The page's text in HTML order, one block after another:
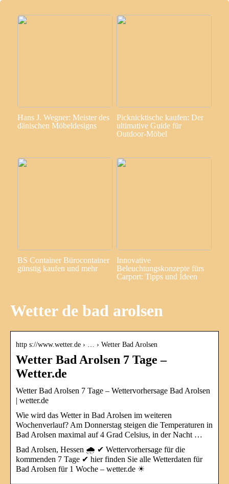
Hans J. Wegner: Meister des
dänischen Möbeldesigns
Picknicktische kaufen: Der
ultimative Guide für
Outdoor-Möbel
BS Container Bürocontainer
günstig kaufen und mehr
Innovative
Beleuchtungskonzepte fürs
Carport: Tipps und Ideen
Wetter de bad arolsen
http s://www.wetter.de › … › Wetter Bad Arolsen
Wetter Bad Arolsen 7 Tage –
Wetter.de
Wetter Bad Arolsen 7 Tage – Wettervorhersage Bad Arolsen
| wetter.de
Wie wird das Wetter in Bad Arolsen im weiteren
Wochenverlauf? Am Donnerstag steigen die Temperaturen in
Bad Arolsen maximal auf 4 Grad Celsius, in der Nacht …
Bad Arolsen, Hessen 🌧️ ✔ Wettervorhersage für die
kommenden 7 Tage ✔ hier finden Sie alle Wetterdaten für
Bad Arolsen für 1 Woche – wetter.de ☀